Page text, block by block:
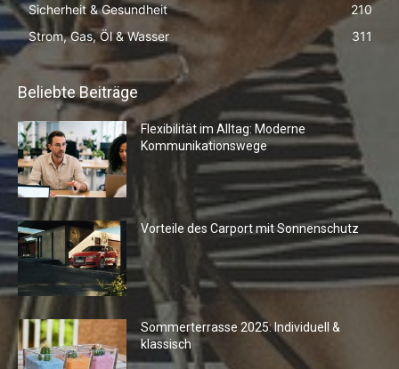
Sicherheit & Gesundheit
210
Strom, Gas, Öl & Wasser
311
Beliebte Beiträge
Flexibilität im Alltag: Moderne
Kommunikationswege
Vorteile des Carport mit Sonnenschutz
Sommerterrasse 2025: Individuell &
klassisch